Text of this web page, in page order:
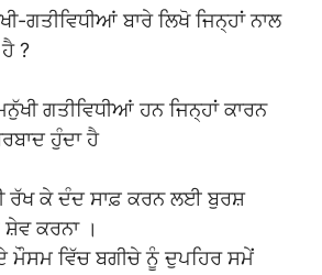
ਗਤੀਵਿਧੀਆਂ ਬਾਰੇ ਲਿਖੋ ਜਿਨ੍ਹਾਂ ਨਾਲ
?
ਗਤੀਵਿਧੀਆਂ ਹਨ ਜਿਨ੍ਹਾਂ ਕਾਰਨ
ਹੁੰਦਾ ਹੈ
ਰੱਖ ਕੇ ਦੰਦ ਸਾਫ਼ ਕਰਨ ਲਈ ਬੁਰਸ਼
ਕਰਨਾ ।
ਮੌਸਮ ਵਿੱਚ ਬਗੀਚੇ ਨੂੰ ਦੁਪਹਿਰ ਸਮੇਂ